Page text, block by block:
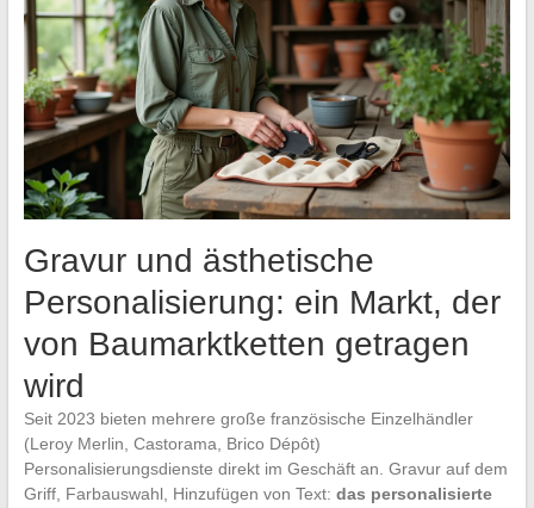
Gravur und ästhetische
Personalisierung: ein Markt, der
von Baumarktketten getragen
wird
Seit 2023 bieten mehrere große französische Einzelhändler
(Leroy Merlin, Castorama, Brico Dépôt)
Personalisierungsdienste direkt im Geschäft an. Gravur auf dem
Griff, Farbauswahl, Hinzufügen von Text: das personalisierte